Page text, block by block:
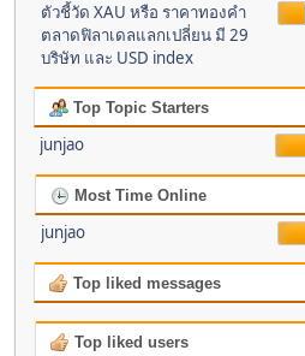
ตัวชี้วัด XAU หรือ ราคาทองคำ
ตลาดฟิลาเดลแลกเปลี่ยน มี 29
บริษัท และ USD index
Top Topic Starters
junjao
Most Time Online
junjao
Top liked messages
Top liked users